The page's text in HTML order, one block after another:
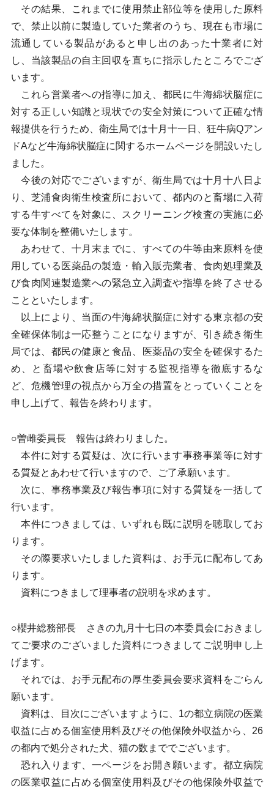
その結果、これまでに使用禁止部位等を使用した原料
で、禁止以前に製造していた業者のうち、現在も市場に
流通している製品があると申し出のあった十業者に対
し、当該製品の自主回収を直ちに指示したところでござ
います。
これら営業者への指導に加え、都民に牛海綿状脳症に
対する正しい知識と現状での安全対策について正確な情
報提供を行うため、衛生局では十月十一日、狂牛病Qアン
ドAなど牛海綿状脳症に関するホームページを開設いたし
ました。
今後の対応でございますが、衛生局では十月十八日よ
り、芝浦食肉衛生検査所において、都内のと畜場に入荷
する牛すべてを対象に、スクリーニング検査の実施に必
要な体制を整備いたします。
あわせて、十月末までに、すべての牛等由来原料を使
用している医薬品の製造・輸入販売業者、食肉処理業及
び食肉関連製造業への緊急立入調査や指導を終了させる
ことといたします。
以上により、当面の牛海綿状脳症に対する東京都の安
全確保体制は一応整うことになりますが、引き続き衛生
局では、都民の健康と食品、医薬品の安全を確保するた
め、と畜場や飲食店等に対する監視指導を徹底するな
ど、危機管理の視点から万全の措置をとっていくことを
申し上げて、報告を終わります。
○曽雌委員長 報告は終わりました。
本件に対する質疑は、次に行います事務事業等に対す
る質疑とあわせて行いますので、ご了承願います。
次に、事務事業及び報告事項に対する質疑を一括して
行います。
本件につきましては、いずれも既に説明を聴取してお
ります。
その際要求いたしました資料は、お手元に配布してあ
ります。
資料につきまして理事者の説明を求めます。
○櫻井総務部長 さきの九月十七日の本委員会におきまし
てご要求のございました資料につきましてご説明申し上
げます。
それでは、お手元配布の厚生委員会要求資料をごらん
願います。
資料は、目次にございますように、1の都立病院の医業
収益に占める個室使用料及びその他保険外収益から、26
の都内で処分された犬、猫の数まででございます。
恐れ入ります、一ページをお開き願います。都立病院
の医業収益に占める個室使用料及びその他保険外収益で